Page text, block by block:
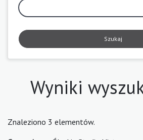
Szukaj
Wyniki
Znaleziono 3 elementów.